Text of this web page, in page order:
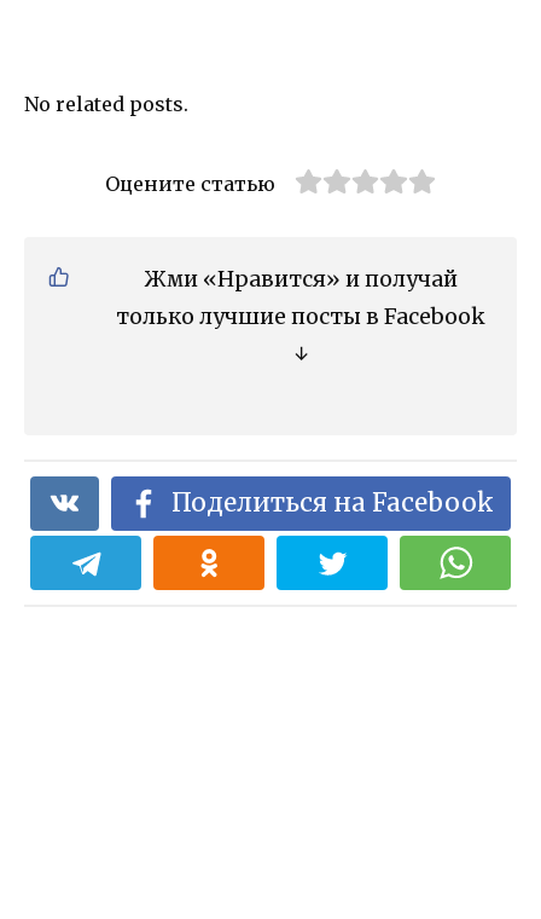
No related posts.
Оцените статью
Жми «Нравится» и получай
только лучшие посты в Facebook
↓
Поделиться на Facebook